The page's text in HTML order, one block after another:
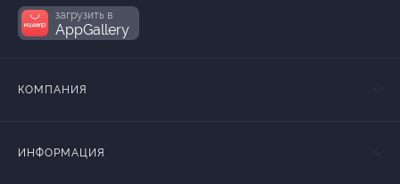
загрузить в
AppGallery
КОМПАНИЯ
ИНФОРМАЦИЯ